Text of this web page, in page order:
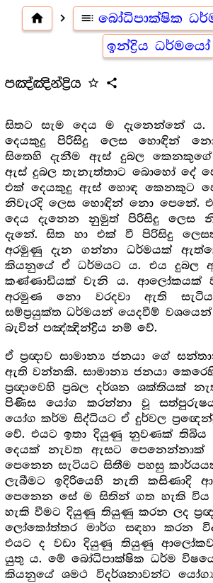
home navigate_next toc බෝධිපාක්ෂික
ඉන්ද්‍රිය ධර්මයෝ
පඤ්ඤින්ද්‍රිය star_outline share
සිතට සැම දෙය ම දැනෙන්නේ
දෙයකුදු පිරිසිදු ලෙස හොඳින්
සිතෙහි දැනීම ඇස් දුබල
ඇස් දුබල තැනැත්තාට බොහෝ දේ
එක් දෙයකුදු ඇස් හොඳ කෙනකුට
නිවැරදි ලෙස හොඳින් නො පෙනේ.
දෙය දැනෙන නුමුත් පිරිසිදු ලෙස
දැනේ. සිත හා එක් වී පිරිසිදු
අරමුණු දැන ගන්නා ධර්මයක්
කියනුයේ ඒ ධර්මයට ය. එය දුබල
කණ්ණාඩියක් වැනි ය. ආලෝකයක්
අරමුණ නො වරදවා ඇති
සම්ප්‍ර‍යුක්ත ධර්මයන් යෙදවීම්
බැවින් පඤ්ඤින්ද්‍රිය නම් වේ.
ඒ ප්‍ර‍ඥාව සාමාන්‍ය ජනයා ගේ
ඇති වන්නකි. සාමාන්‍ය ජනයා
ප්‍ර‍ඥාවෙහි ප්‍ර‍බල දර්ශන ශක්තියක්
පිණිස යෝග කරන්නා වූ
යෝග කර්ම සිද්ධියට ඒ දුර්වල
වේ. එයට ඉතා දියුණු නුවණක්
දෙයක් නැවත ඇසට පෙනෙන්නාක්
පෙනෙන සැටියට සිතීම පහසු
ලැබීමට ඉදිරියෙහි නැති කසිණාදි
පෙනෙන සේ ම සිතින් ගත හැකි
හැකි වීමට දියුණු තියුණු කරන ලද
ලෝකෝත්තර මාර්ග සඳහා කරන
එයට ද වඩා දියුණු තියුණු
යුතු ය. මේ බෝධිපාක්ෂික ධර්ම
කියනුයේ ශමථ විදර්ශනාවන්ට